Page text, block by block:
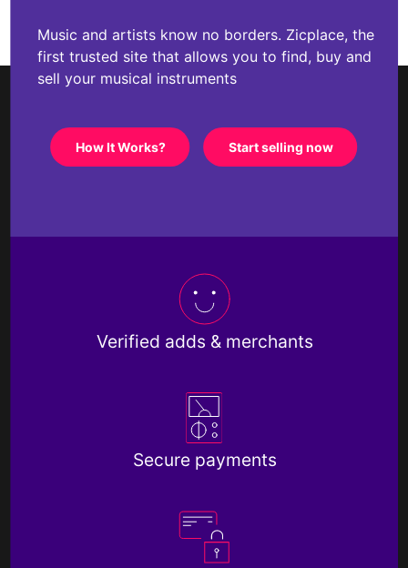
Music and artists know no borders. Zicplace, the
first trusted site that allows you to find, buy and
sell your musical instruments
How It Works? Start selling now
Verified adds & merchants
Secure payments